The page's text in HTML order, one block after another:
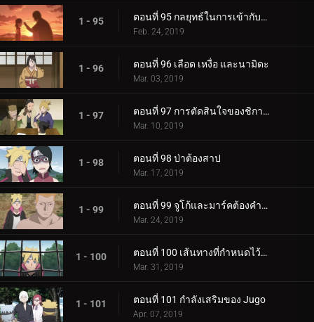
1 - 95 ตอนที่ 95 กลยุทธ์ในการเข้ากับลูกสาวของคุณ
Feb. 24, 2019
1 - 96 ตอนที่ 96 เลือด เหงื่อ และนามิดะ
Mar. 03, 2019
1 - 97 ตอนที่ 97 การตัดสินใจของชิกาได
Mar. 10, 2019
1 - 98 ตอนที่ 98 ป่าต้องสาป
Mar. 17, 2019
1 - 99 ตอนที่ 99 จูโก้และมาร์คต้องคำสาป
Mar. 24, 2019
1 - 100 ตอนที่ 100 เส้นทางที่กำหนดไว้ล่วงหน้า
Mar. 31, 2019
1 - 101 ตอนที่ 101 กำลังเสริมของ Jugo
Apr. 07, 2019